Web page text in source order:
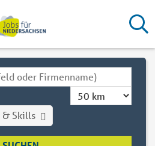
& Skills